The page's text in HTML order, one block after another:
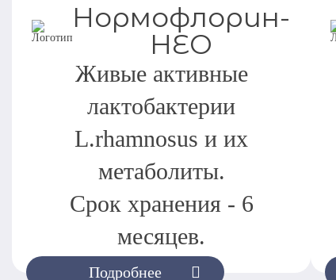
Подробнее
Нормофлорин-
НЕО
Живые активные
лактобактерии
L.rhamnosus и их
метаболиты.
Срок хранения - 6
месяцев.